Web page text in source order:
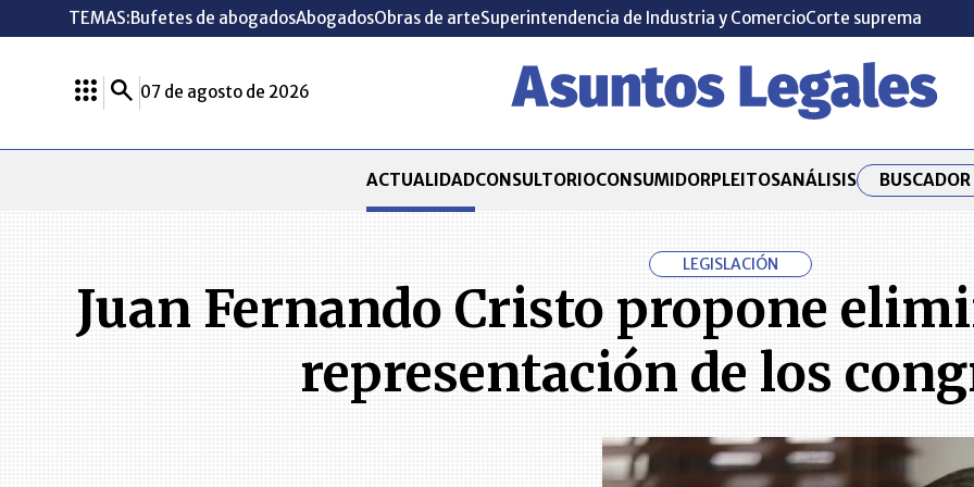
TEMAS:Bufetes de abogadosAbogadosObras de arteSuperintendencia de Industria y ComercioCorte suprema
07 de agosto de 2026
ACTUALIDADCONSULTORIOCONSUMIDORPLEITOSANÁLISIS
LEGISLACIÓN
Juan Fernando Cristo propone
representación de los